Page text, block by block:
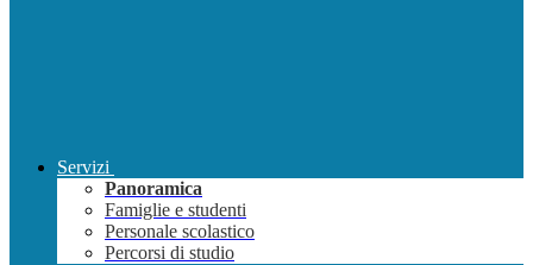
Servizi
Panoramica
Famiglie e studenti
Personale scolastico
Percorsi di studio